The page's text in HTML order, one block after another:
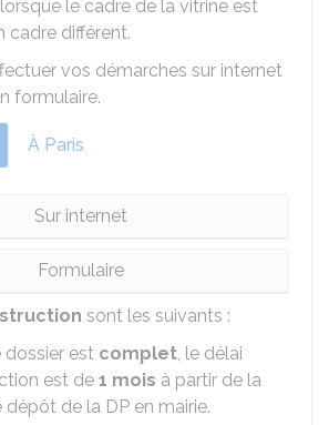
le cadre de la vitrine est
cadre différent.
vos démarches sur internet
formulaire.
À Paris
Sur internet
Formulaire
sont les suivants :
dossier est complet, le délai
est de 1 mois à partir de la
dépôt de la DP en mairie.